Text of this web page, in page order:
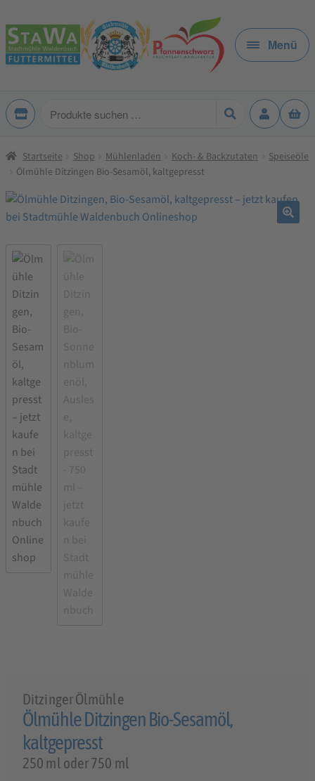
Zur
Navigation
springen
Zum
Inhalt
springen
Menü
Produkte
Startseite Shop Mühlenladen Koch- & Backzutaten
Speiseöle
Ölmühle Ditzingen Bio-Sesamöl, kaltgepresst
Ditzinger Ölmühle
Ölmühle Ditzingen Bio-Sesamöl,
kaltgepresst
250 ml oder 750 ml